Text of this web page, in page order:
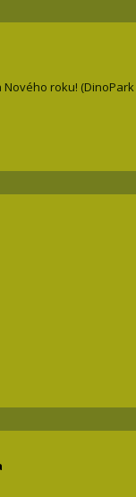
Nového roku! (DinoPark